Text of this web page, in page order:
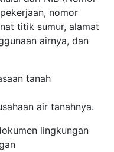
nomor
titik sumur, alamat
airnya, dan
tanah
air tanahnya.
lingkungan